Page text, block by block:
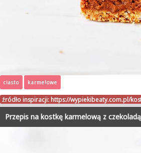
ciasto karmelowe
źródło inspiracji: https://wypiekibeaty.com.pl/
Przepis na kostkę karmelową z czekoladą